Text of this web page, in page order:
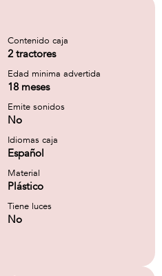
Contenido caja
2 tractores
Edad minima advertida
18 meses
Emite sonidos
No
Idiomas caja
Español
Material
Plástico
Tiene luces
No